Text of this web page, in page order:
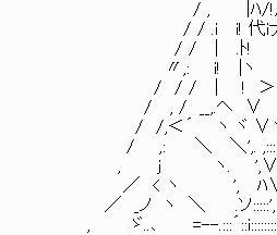
/ , |ﾊ/!/| ノ
/ / .i i! 代iナ´ ｨ
/ / | .ﾄ! ,
〃,: i! |ヽ ､_
/ / / | ! ＞ __,
/ , / __,.ヘ ∨ { ﾐ:
/ /,＜´ ヽ ヾ ∨ヽ-ｒ ﾒ
/ ,: ＼ ＼',. ,:::i::::ﾊ
, j ヽ.
／ < ヽ ', ﾊ∨::::::::ヽ
／ _ノ ヽ ＼ .ソ
, ゞ..､ =--